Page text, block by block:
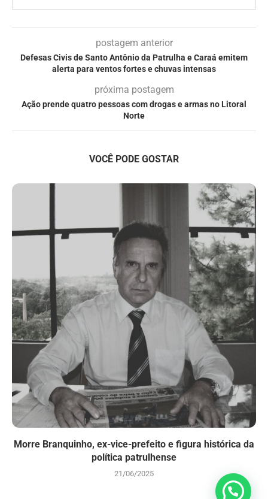
postagem anterior
Defesas Civis de Santo Antônio da Patrulha e Caraá emitem
alerta para ventos fortes e chuvas intensas
próxima postagem
Ação prende quatro pessoas com drogas e armas no Litoral
Norte
VOCÊ PODE GOSTAR
Morre Branquinho, ex-vice-prefeito e figura histórica da
política patrulhense
21/06/2025